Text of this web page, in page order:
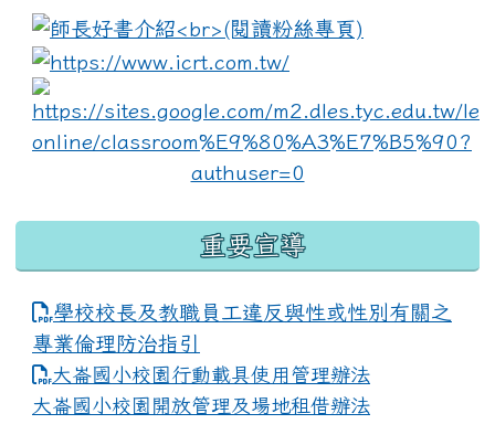
link to https://
重要宣導
學校校長及教職員工違反與性或性別有關之
專業倫理防治指引
大崙國小校園行動載具使用管理辦法
大崙國小校園開放管理及場地租借辦法